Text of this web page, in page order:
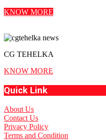
KNOW MORE
CG TEHELKA
KNOW MORE
Quick Link
About Us
Contact Us
Privacy Policy
Terms and Condition